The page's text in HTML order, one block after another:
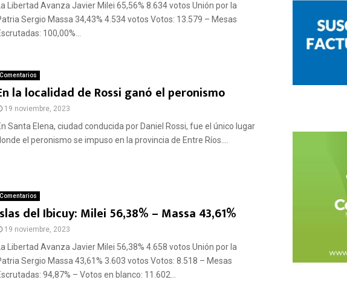
La Libertad Avanza Javier Milei 65,56% 8.634 votos Unión por la
Sergio Massa 34,43% 4.534 votos Votos: 13.579 – Mesas
100,00%...
Comentarios
la localidad de Rossi ganó el peronismo
19 noviembre, 2023
Santa Elena, ciudad conducida por Daniel Rossi, fue el único lugar
el peronismo se impuso en la provincia de Entre Ríos....
Comentarios
del Ibicuy: Milei 56,38% – Massa 43,61%
19 noviembre, 2023
La Libertad Avanza Javier Milei 56,38% 4.658 votos Unión por la
Sergio Massa 43,61% 3.603 votos Votos: 8.518 – Mesas
94,87% – Votos en blanco: 11.602...